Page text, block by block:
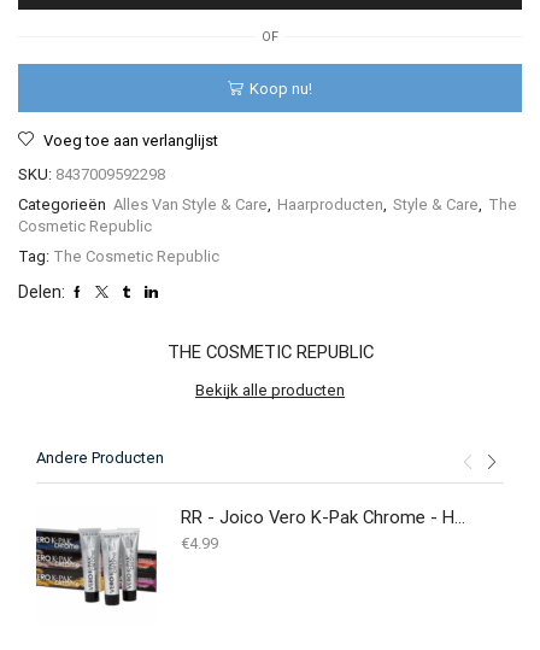
25gr
aantalOF
Koop nu!
Voeg toe aan verlanglijst
SKU: 8437009592298
Categorieën Alles Van Style & Care, Haarproducten, Style & Care, The
Cosmetic Republic
Tag: The Cosmetic Republic
Delen:
THE COSMETIC REPUBLIC
Bekijk alle producten
Andere Producten
RR - Joico Vero K-Pak Chrome - Haarverf
€4.99